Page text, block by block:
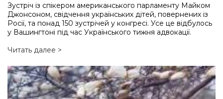
Зустріч із спікером американського парламенту Майком
Джонсоном, свідчення українських дітей, повернених із
Росії, та понад 150 зустрічей у конгресі. Усе це відбулось
у Вашингтоні під час Українського тижня адвокації.
Читать далее >